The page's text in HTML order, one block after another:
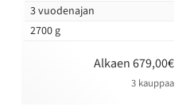
3 vuodenajan
2700 g
Alkaen 679,00€
3 kauppaa